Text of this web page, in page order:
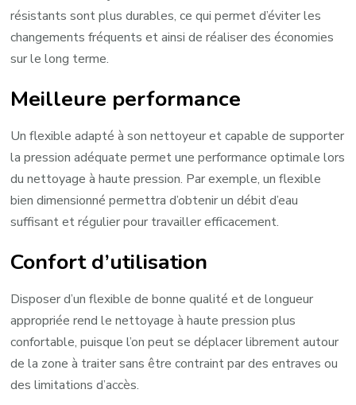
résistants sont plus durables, ce qui permet d’éviter les
changements fréquents et ainsi de réaliser des économies
sur le long terme.
Meilleure performance
Un flexible adapté à son nettoyeur et capable de supporter
la pression adéquate permet une performance optimale lors
du nettoyage à haute pression. Par exemple, un flexible
bien dimensionné permettra d’obtenir un débit d’eau
suffisant et régulier pour travailler efficacement.
Confort d’utilisation
Disposer d’un flexible de bonne qualité et de longueur
appropriée rend le nettoyage à haute pression plus
confortable, puisque l’on peut se déplacer librement autour
de la zone à traiter sans être contraint par des entraves ou
des limitations d’accès.